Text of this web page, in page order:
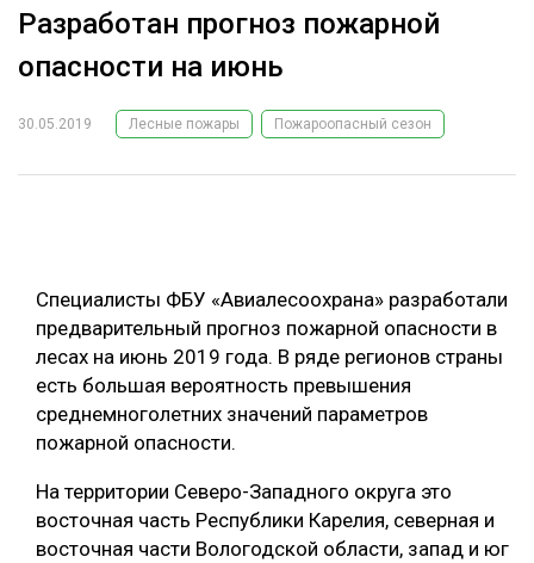
РЕКЛАМОДАТЕЛЯМ
ЛЕСНОЕ ХОЗЯЙСТВО
ЦИФРОВАЯ СРЕДА
БИОЭНЕРГЕТИКА
ЛЕСОВОССТАНОВЛЕНИЕ И ЗАЩИТА
ЛОГИСТИКА
ЦБП
РУБРИКИ
ТЕМАТИЧЕСКИЕ ПРОЕКТЫ
ПОДБОРКИ СТАТЕЙ
Разработан прогноз пожарной
опасности на июнь
30.05.2019 Лесные пожары Пожароопасный сезон
Специалисты ФБУ «Авиалесоохрана» разработали
предварительный прогноз пожарной опасности в
лесах на июнь 2019 года. В ряде регионов страны
есть большая вероятность превышения
среднемноголетних значений параметров
пожарной опасности.
На территории Северо-Западного округа это
восточная часть Республики Карелия, северная и
восточная части Вологодской области, запад и юг